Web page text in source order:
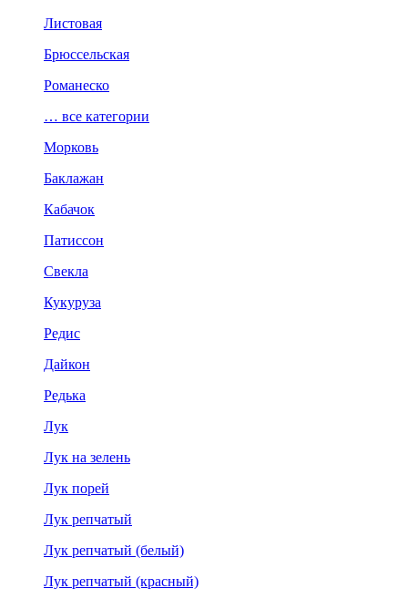
Листовая
Брюссельская
Романеско
… все категории
Морковь
Баклажан
Кабачок
Патиссон
Свекла
Кукуруза
Редис
Дайкон
Редька
Лук
Лук на зелень
Лук порей
Лук репчатый
Лук репчатый (белый)
Лук репчатый (красный)